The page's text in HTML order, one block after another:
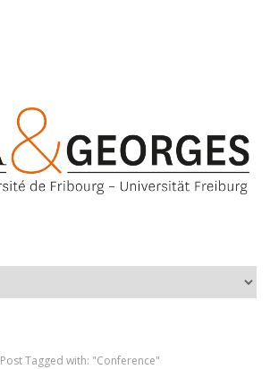
Post Tagged with: "Conference"